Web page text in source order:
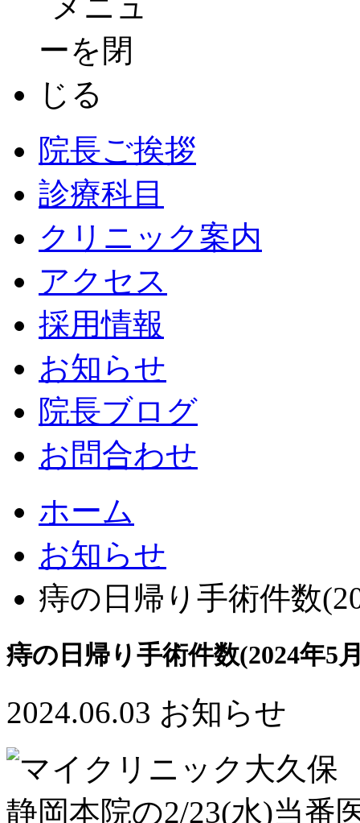
院長ご挨拶
診療科目
クリニック案内
アクセス
採用情報
お知らせ
院長ブログ
お問合わせ
ホーム
お知らせ
痔の日帰り手術件数
痔の日帰り手術件数(2024年5
2024.06.03 お知らせ